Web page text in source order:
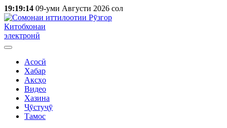
19:19:14 09-уми Августи 2026 сол
Китобхонаи
электронӣ
Асосӣ
Хабар
Аксҳо
Видео
Хазина
Ҷӯстуҷӯ
Тамос